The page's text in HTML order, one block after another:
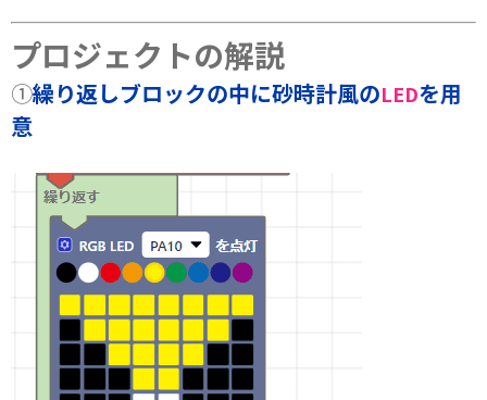
プロジェクトの解説
①繰り返しブロックの中に砂時計風のLEDを用
意